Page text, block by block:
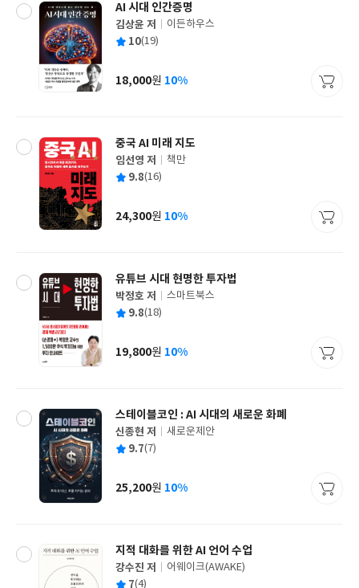
AI 시대 인간증명
글
쓴
김상윤 저
출
사
이든하우스
평 10(19)
가
18,000원 10%
중국 AI 미래 지도
글
쓴
임선영 저
출
사
책만
평 9.8(16)
가
24,300원 10%
유튜브 시대 현명한 투자법
글
쓴
박정호 저
출
사
스마트북스
평 9.8(18)
가
19,800원 10%
스테이블코인 : AI 시대의 새로운 화폐
글
쓴
신종현 저
출
사
새로운제안
평 9.7(7)
가
25,200원 10%
지적 대화를 위한 AI 언어 수업
글
강수진 저
어웨이크(AWAKE)
평 7(4)